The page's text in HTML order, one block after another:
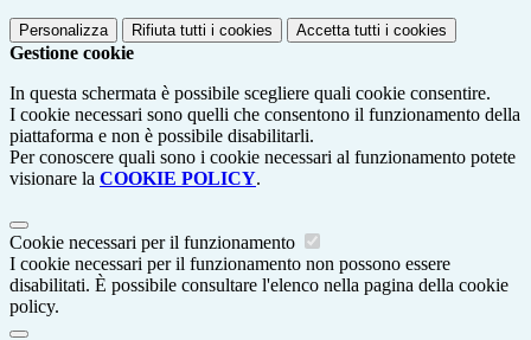
Personalizza Rifiuta tutti i cookies Accetta tutti i cookies
Gestione cookie
In questa schermata è possibile scegliere quali cookie consentire.
I cookie necessari sono quelli che consentono il funzionamento della
piattaforma e non è possibile disabilitarli.
Per conoscere quali sono i cookie necessari al funzionamento potete
visionare la COOKIE POLICY.
Cookie necessari per il funzionamento
I cookie necessari per il funzionamento non possono essere
disabilitati. È possibile consultare l'elenco nella pagina della cookie
policy.